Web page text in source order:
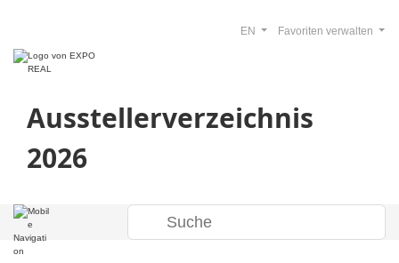
Ausstellerverzeichnis
2026
Favoriten verwalten
EN